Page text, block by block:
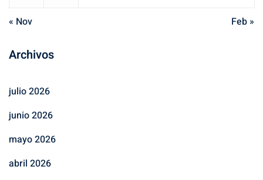
« Nov
Feb »
Archivos
julio 2026
junio 2026
mayo 2026
abril 2026